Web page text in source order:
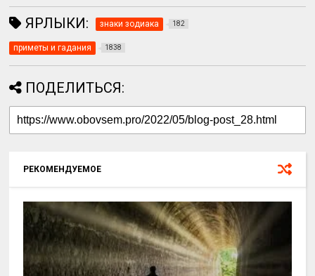
ЯРЛЫКИ: знаки зодиака 182
приметы и гадания 1838
ПОДЕЛИТЬСЯ:
РЕКОМЕНДУЕМОЕ